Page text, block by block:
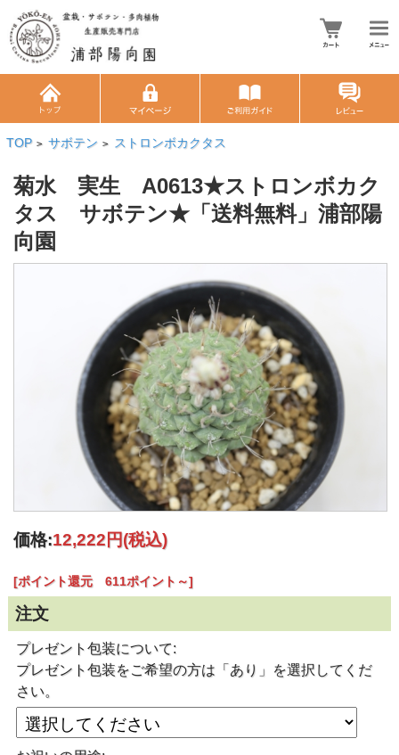
TOP > サボテン > ストロンボカクタス
菊水 実生 A0613★ストロンボカク
タス サボテン★「送料無料」浦部陽
向園
価格:12,222円(税込)
[ポイント還元 611ポイント～]
注文
プレゼント包装について:
プレゼント包装をご希望の方は「あり」を選択してくだ
さい。